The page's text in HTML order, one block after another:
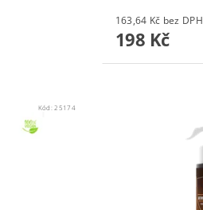
163,64 Kč bez DPH
198 Kč
Kód:25174